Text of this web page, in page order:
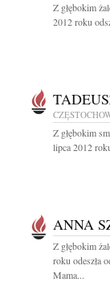
Z głębokim
2012 roku
Z głębokim
lipca 2012
ANNA
Z głębokim
roku odeszła
Mama...